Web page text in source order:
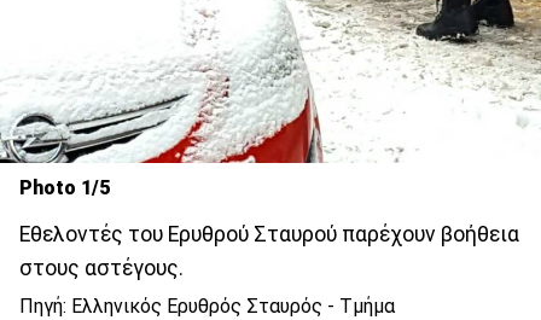
Photo 1/5
Εθελοντές του Ερυθρού Σταυρού παρέχουν βοήθεια
στους αστέγους.
Πηγή: Ελληνικός Ερυθρός Σταυρός - Τμήμα